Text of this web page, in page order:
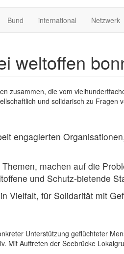
Bund international Netzwerk
weltoffen
zusammen, die vom
und solidarisch zu Fragen
engagierten
machen auf die
und Schutz-bietende
Vielfalt, für Solidarität mit
Unterstützung geflüchteter
Mit Auftreten der Seebrücke